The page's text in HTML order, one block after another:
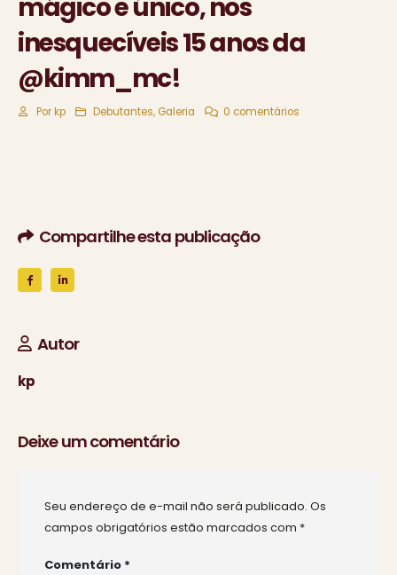
mágico e único, nos
inesquecíveis 15 anos da
@kimm_mc!
Por kp Debutantes, Galeria 0 comentários
Compartilhe esta publicação
Autor
kp
Deixe um comentário
Seu endereço de e-mail não será publicado. Os
campos obrigatórios estão marcados com *
Comentário *